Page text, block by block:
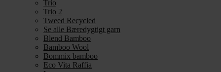
Trio
Trio 2
Tweed Recycled
Se alle Bæredygtigt garn
Blend Bamboo
Bamboo Wool
Bommix bamboo
Eco Vita Raffia